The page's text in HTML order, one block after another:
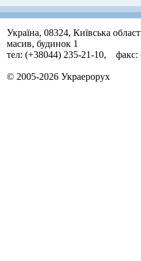
Україна, 08324, Київська
масив, будинок 1
тел: (+38044) 235-21-10, факс:
© 2005-2026 Украерорух